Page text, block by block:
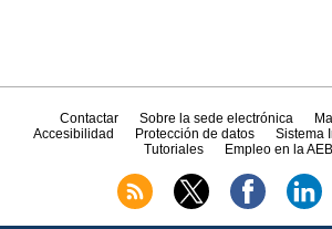
Contactar Sobre la sede electrónica
Accesibilidad
Protección de datos
Sistema
Tutoriales
Empleo en la